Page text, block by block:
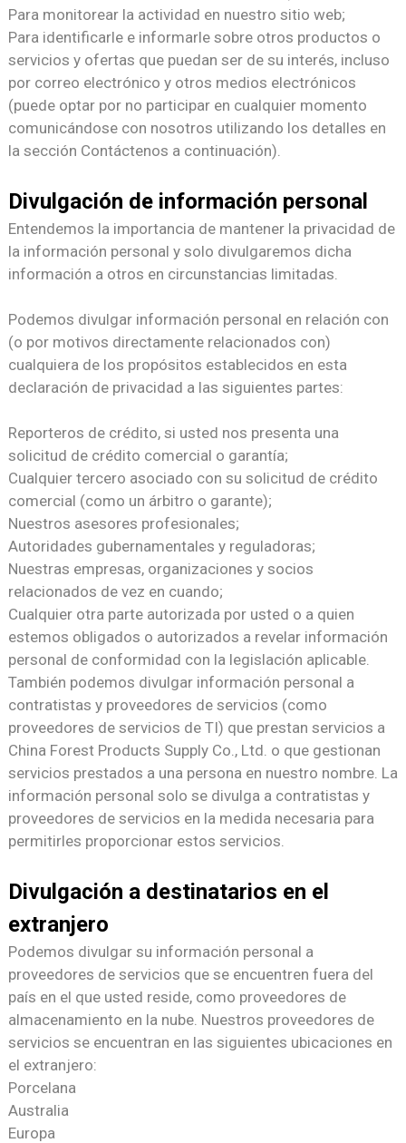
Para monitorear la actividad en nuestro sitio web;
Para identificarle e informarle sobre otros productos o
servicios y ofertas que puedan ser de su interés, incluso
por correo electrónico y otros medios electrónicos
(puede optar por no participar en cualquier momento
comunicándose con nosotros utilizando los detalles en
la sección Contáctenos a continuación).
Divulgación de información personal
Entendemos la importancia de mantener la privacidad de
la información personal y solo divulgaremos dicha
información a otros en circunstancias limitadas.
Podemos divulgar información personal en relación con
(o por motivos directamente relacionados con)
cualquiera de los propósitos establecidos en esta
declaración de privacidad a las siguientes partes:
Reporteros de crédito, si usted nos presenta una
solicitud de crédito comercial o garantía;
Cualquier tercero asociado con su solicitud de crédito
comercial (como un árbitro o garante);
Nuestros asesores profesionales;
Autoridades gubernamentales y reguladoras;
Nuestras empresas, organizaciones y socios
relacionados de vez en cuando;
Cualquier otra parte autorizada por usted o a quien
estemos obligados o autorizados a revelar información
personal de conformidad con la legislación aplicable.
También podemos divulgar información personal a
contratistas y proveedores de servicios (como
proveedores de servicios de TI) que prestan servicios a
China Forest Products Supply Co., Ltd. o que gestionan
servicios prestados a una persona en nuestro nombre. La
información personal solo se divulga a contratistas y
proveedores de servicios en la medida necesaria para
permitirles proporcionar estos servicios.
Divulgación a destinatarios en el
extranjero
Podemos divulgar su información personal a
proveedores de servicios que se encuentren fuera del
país en el que usted reside, como proveedores de
almacenamiento en la nube. Nuestros proveedores de
servicios se encuentran en las siguientes ubicaciones en
el extranjero:
Porcelana
Australia
Europa